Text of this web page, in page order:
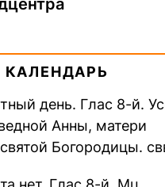
день. Глас 8-й.
Анны, матери
Богородицы.